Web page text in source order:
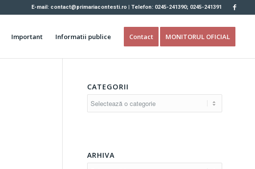
E-mail: contact@primariacontesti.ro | Telefon: 0245-241390; 0245-241391
Important Informatii publice Contact MONITORUL OFICIAL
CATEGORII
ARHIVA